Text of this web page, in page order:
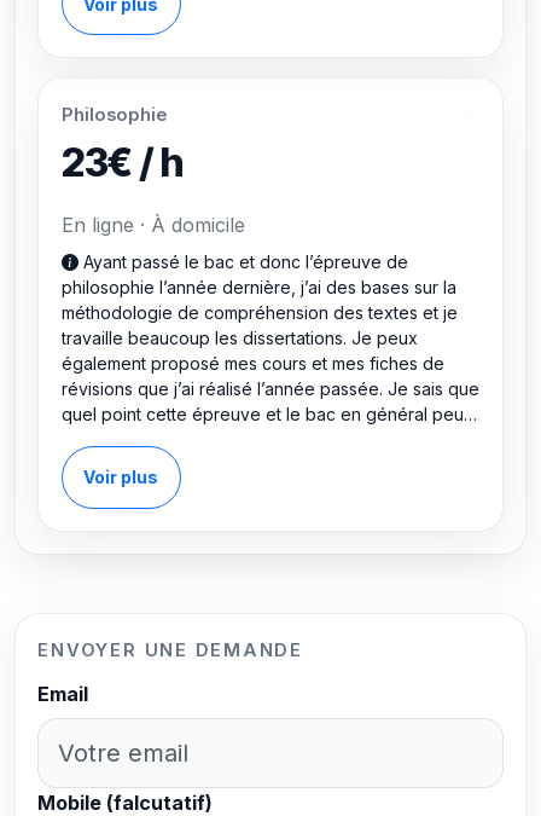
Philosophie
23€ / h
En ligne · À domicile
Ayant passé le bac et donc l’épreuve de
philosophie l’année dernière, j’ai des bases sur la
méthodologie de compréhension des textes et je
travaille beaucoup les dissertations. Je peux
également proposé mes cours et mes fiches de
révisions que j’ai réalisé l’année passée. Je sais que
quel point cette épreuve et le bac en général peut
les élèves et de leur venir en aide que je propose
mon aide aux élèves de terminale.
Voir plus
ENVOYER UNE DEMANDE
Email
Mobile (falcutatif)